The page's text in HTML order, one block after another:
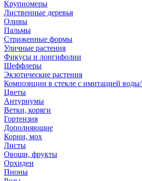
Крупномеры
Лиственные деревья
Оливы
Пальмы
Стриженные формы
Уличные растения
Фикусы и лонгифолии
Шеффлеры
Экзотические растения
Композиции в стекле с имитацией
Цветы
Антуриумы
Ветки, коряги
Гортензия
Дополняющие
Корни, мох
Листы
Овощи, фрукты
Орхидеи
Пионы